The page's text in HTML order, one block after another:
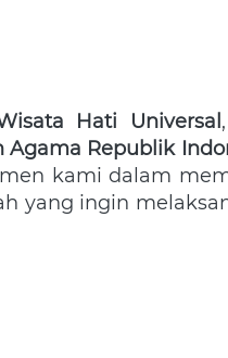
Hati Universal
Republik
yang ingin